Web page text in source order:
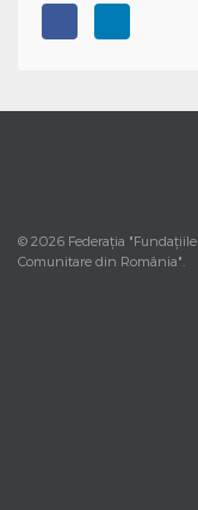
© 2026 Federația "Fundațiile
Comunitare din România".